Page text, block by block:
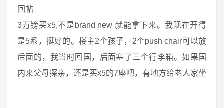
回帖
3万镑买x5,不是brand new 就能拿下来。我现在开得
是5系，挺好的。楼主2个孩子，2个push chair可以放
后面的，我当时回国，后面塞了三个行李箱。如果国
内来父母探亲，还是买x5的7座吧，有地方给老人家坐